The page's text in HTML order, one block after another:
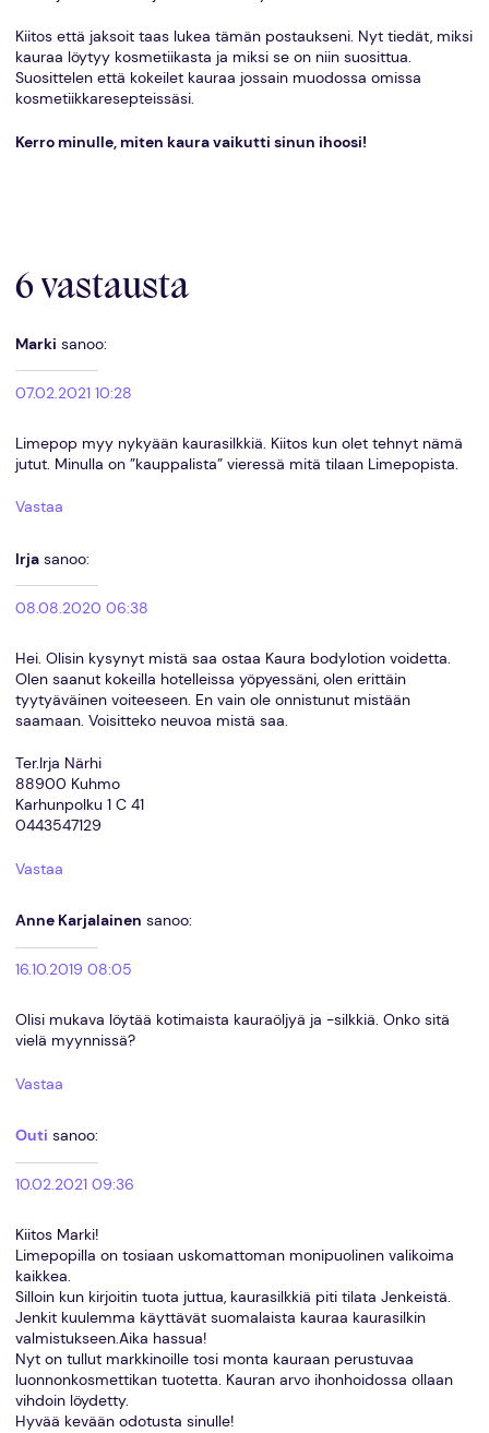
Kiitos että jaksoit taas lukea tämän postaukseni. Nyt tiedät, miksi
kauraa löytyy kosmetiikasta ja miksi se on niin suosittua.
Suosittelen että kokeilet kauraa jossain muodossa omissa
kosmetiikkaresepteissäsi.
Kerro minulle, miten kaura vaikutti sinun ihoosi!
6 vastausta
Marki sanoo:
07.02.2021 10:28
Limepop myy nykyään kaurasilkkiä. Kiitos kun olet tehnyt nämä
jutut. Minulla on ”kauppalista” vieressä mitä tilaan Limepopista.
Vastaa
Irja sanoo:
08.08.2020 06:38
Hei. Olisin kysynyt mistä saa ostaa Kaura bodylotion voidetta.
Olen saanut kokeilla hotelleissa yöpyessäni, olen erittäin
tyytyäväinen voiteeseen. En vain ole onnistunut mistään
saamaan. Voisitteko neuvoa mistä saa.
Ter.Irja Närhi
88900 Kuhmo
Karhunpolku 1 C 41
0443547129
Vastaa
Anne Karjalainen sanoo:
16.10.2019 08:05
Olisi mukava löytää kotimaista kauraöljyä ja -silkkiä. Onko sitä
vielä myynnissä?
Vastaa
Outi sanoo:
10.02.2021 09:36
Kiitos Marki!
Limepopilla on tosiaan uskomattoman monipuolinen valikoima
kaikkea.
Silloin kun kirjoitin tuota juttua, kaurasilkkiä piti tilata Jenkeistä.
Jenkit kuulemma käyttävät suomalaista kauraa kaurasilkin
valmistukseen.Aika hassua!
Nyt on tullut markkinoille tosi monta kauraan perustuvaa
luonnonkosmettikan tuotetta. Kauran arvo ihonhoidossa ollaan
vihdoin löydetty.
Hyvää kevään odotusta sinulle!